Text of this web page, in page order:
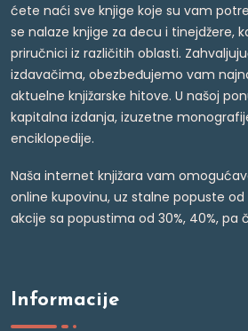
ćete naći sve knjige koje su vam
se nalaze knjige za decu i tinejdžere,
priručnici iz različitih oblasti.
izdavačima, obezbeđujemo vam
aktuelne knjižarske hitove. U našoj
kapitalna izdanja, izuzetne
enciklopedije.
Naša internet knjižara vam
online kupovinu, uz stalne popuste od
akcije sa popustima od 30%, 40%, pa
Informacije